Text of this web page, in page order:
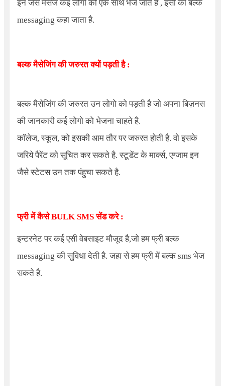
इन जैसे मेसेज कई लोगो को एक साथ भेजे जाते है , इसी को बल्क
messaging कहा जाता है.
बल्क मैसेजिंग की जरुरत क्यों पड़ती है :
बल्क मैसेजिंग की जरुरत उन लोगो को पड़ती है जो अपना बिज़नस
की जानकारी कई लोगो को भेजना चाहते है.
कॉलेज, स्कूल, को इसकी आम तौर पर जरुरत होती है. वो इसके
जरिये पैरेंट को सूचित कर सकते है. स्टूडेंट के मार्क्स, एग्जाम इन
जैसे स्टेटस उन तक पंहुचा सकते है.
फ्री में कैसे BULK SMS सेंड करे :
इन्टरनेट पर कई एसी वेबसाइट मौजूद है,जो हम फ्री बल्क
messaging की सुविधा देती है. जहा से हम फ्री में बल्क sms भेज
सकते है.